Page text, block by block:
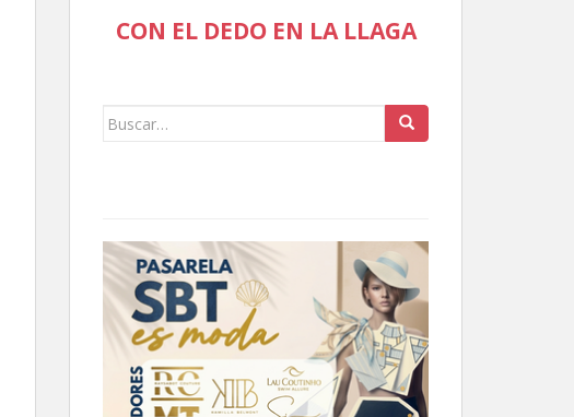
CON EL DEDO EN LA LLAGA
Buscar: